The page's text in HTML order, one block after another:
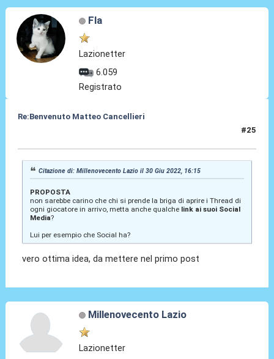
Fla
Lazionetter
6.059
Registrato
Re:Benvenuto Matteo Cancellieri
#25
Citazione di: Millenovecento Lazio il 30 Giu 2022, 16:15
PROPOSTA
non sarebbe carino che chi si prende la briga di aprire i Thread di
ogni giocatore in arrivo, metta anche qualche link ai suoi Social
Media?
Lui per esempio che Social ha?
vero ottima idea, da mettere nel primo post
Millenovecento Lazio
Lazionetter